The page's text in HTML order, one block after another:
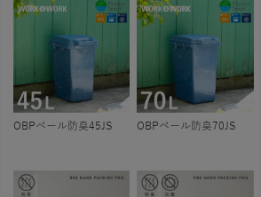
OBPペール防臭45JS OBPペール防臭70JS